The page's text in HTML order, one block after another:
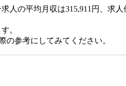
人の平均月収は315,911円、求人
。
参考にしてみてください。